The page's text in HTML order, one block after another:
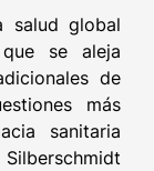
salud global
se aleja
de
más
sanitaria